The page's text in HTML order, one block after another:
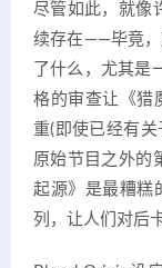
尽管如此，就像
续存在——毕竟，
了什么，尤其是
格的审查让《猎
重(即使已经有
原始节目之外的
起源》是最糟糕
列，让人们对后